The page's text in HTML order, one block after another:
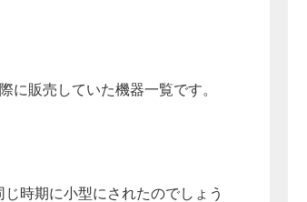
に販売していた機器一覧です。
時期に小型にされたのでしょう